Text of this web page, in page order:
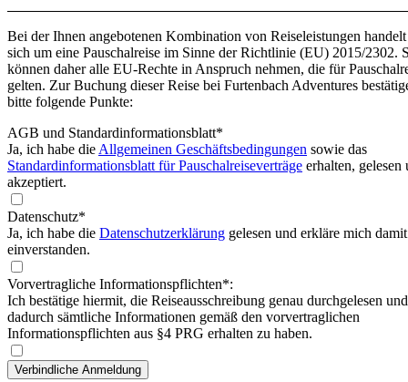
Bei der Ihnen angebotenen Kombination von Reiseleistungen handelt
sich um eine Pauschalreise im Sinne der Richtlinie (EU) 2015/2302.
können daher alle EU-Rechte in Anspruch nehmen, die für
gelten. Zur Buchung dieser Reise bei Furtenbach Adventures
bitte folgende Punkte:
AGB und Standardinformationsblatt*
Ja, ich habe die Allgemeinen Geschäftsbedingungen sowie das
Standardinformationsblatt für Pauschalreiseverträge erhalten, gelesen
akzeptiert.
Datenschutz*
Ja, ich habe die Datenschutzerklärung gelesen und erkläre mich damit
einverstanden.
Vorvertragliche Informationspflichten*:
Ich bestätige hiermit, die Reiseausschreibung genau durchgelesen und
dadurch sämtliche Informationen gemäß den vorvertraglichen
Informationspflichten aus §4 PRG erhalten zu haben.